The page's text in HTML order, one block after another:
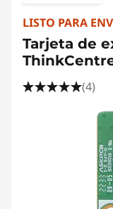
LISTO PARA
Tarjeta de
(4)